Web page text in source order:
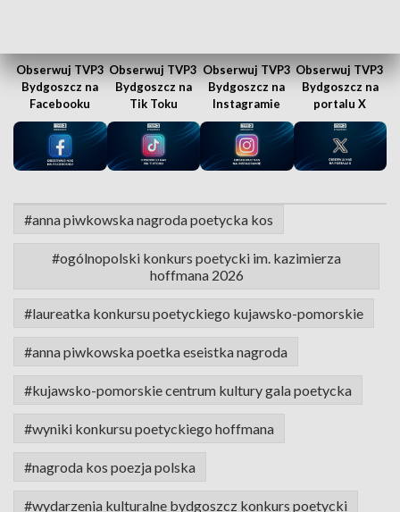
Obserwuj TVP3
Bydgoszcz na
Facebooku
Obserwuj TVP3
Bydgoszcz na
Tik Toku
Obserwuj TVP3
Bydgoszcz na
Instagramie
Obserwuj TVP3
Bydgoszcz na
portalu X
#anna piwkowska nagroda poetycka kos
#ogólnopolski konkurs poetycki im. kazimierza
hoffmana 2026
#laureatka konkursu poetyckiego kujawsko-pomorskie
#anna piwkowska poetka eseistka nagroda
#kujawsko-pomorskie centrum kultury gala poetycka
#wyniki konkursu poetyckiego hoffmana
#nagroda kos poezja polska
#wydarzenia kulturalne bydgoszcz konkurs poetycki